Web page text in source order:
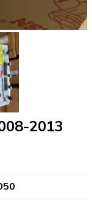
2013